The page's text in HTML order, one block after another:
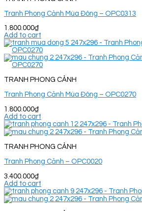
Tranh Phong Cảnh Mùa Đông – OPC0313
1.800.000₫
Add to cart
TRANH PHONG CẢNH
Tranh Phong Cảnh Mùa Đông – OPC0270
1.800.000₫
Add to cart
TRANH PHONG CẢNH
Tranh Phong Cảnh – OPC0020
3.400.000₫
Add to cart